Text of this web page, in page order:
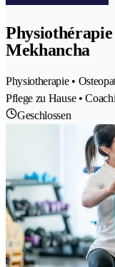
Mekhancha
Physiotherapie •
Pflege zu Hause •
Geschlossen